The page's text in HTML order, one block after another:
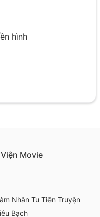
hình
Movie
Nhân Tu Tiên Truyện
Bạch